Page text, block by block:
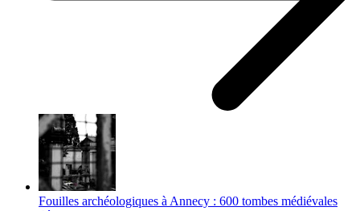
Fouilles archéologiques à Annecy : 600 tombes médiévales